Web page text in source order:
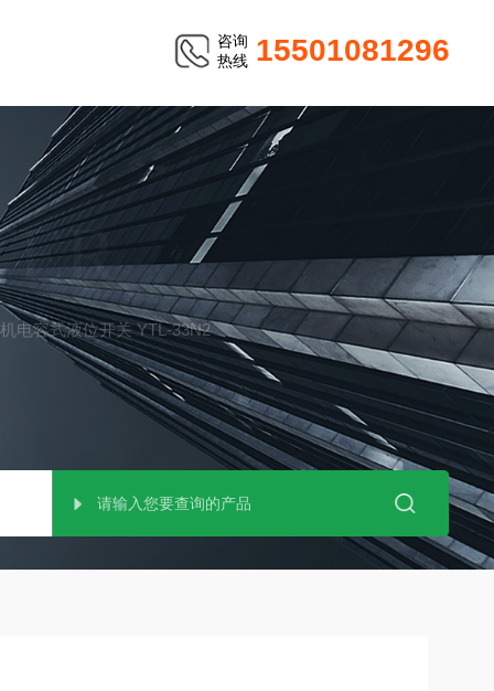
咨询
热线 15501081296
电容式液位开关 YTL-33N2